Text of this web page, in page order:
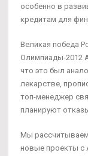
особенно в
кредитам для
Великая победа
Олимпиады-2012
что это был
лекарстве,
топ-менеджер
планируют
Мы рассчитываем
новые проекты с